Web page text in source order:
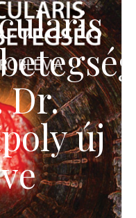
Dr.
új